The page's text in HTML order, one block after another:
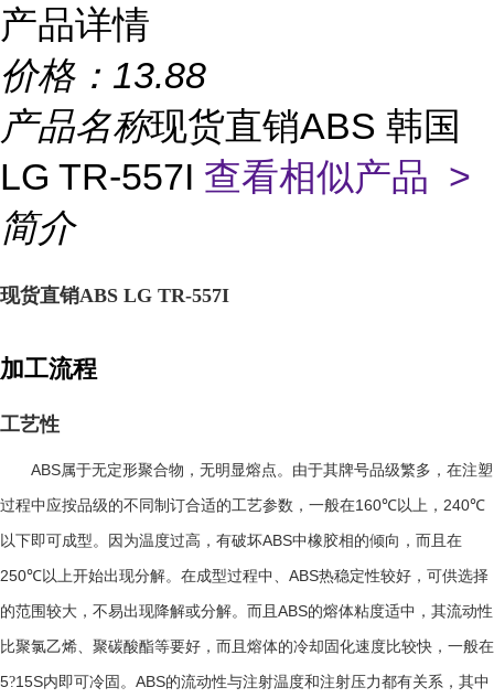
产品详情
价格： 13.88
产品名称现货直销ABS 韩国
LG TR-557I 查看相似产品 >
简介
现货直销ABS LG TR-557I
加工流程
工艺性
ABS属于无定形聚合物，无明显熔点。由于其牌号品级繁多，在注塑
过程中应按品级的不同制订合适的工艺参数，一般在160℃以上， 240℃
以下即可成型。因为温度过高，有破坏ABS中橡胶相的倾向，而且在
250℃以上开始出现分解。在成型过程中、 ABS热稳定性较好，可供选择
的范围较大，不易出现降解或分解。而且 ABS的熔体粘度适中，其流动性
比聚氯乙烯、聚碳酸酯等要好，而且熔体的冷却固化速度比较快，一般在
5?15S内即可冷固。 ABS的流动性与注射温度和注射压力都有关系，其中